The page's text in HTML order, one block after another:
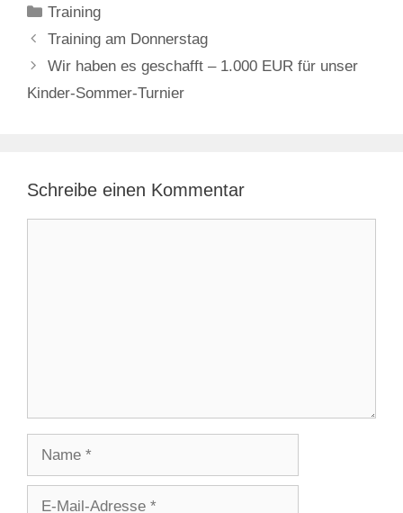
Kategorien
Training
Training am Donnerstag
Wir haben es geschafft – 1.000 EUR für unser
Kinder-Sommer-Turnier
Schreibe einen Kommentar